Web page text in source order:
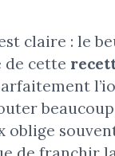
claire : le
cette
oblige